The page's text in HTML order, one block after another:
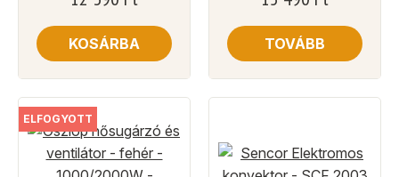
KOSÁRBA TOVÁBB
ELFOGYOTT